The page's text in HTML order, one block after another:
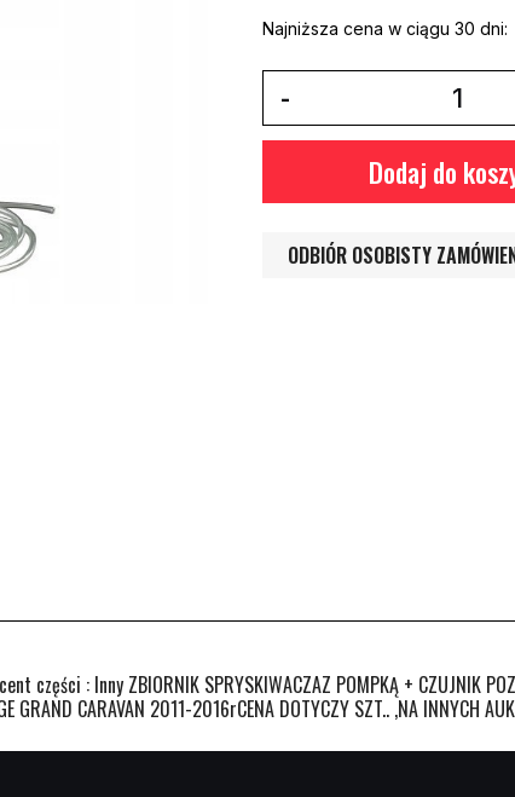
Najniższa cena w ciągu 30 dni:
Dodaj do
ODBIÓR OSOBISTY
części : Inny ZBIORNIK SPRYSKIWACZAZ POMPKĄ + CZUJNIK
CARAVAN 2011-2016rCENA DOTYCZY SZT.. ,NA INNYCH